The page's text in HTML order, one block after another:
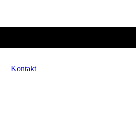
Kontakt